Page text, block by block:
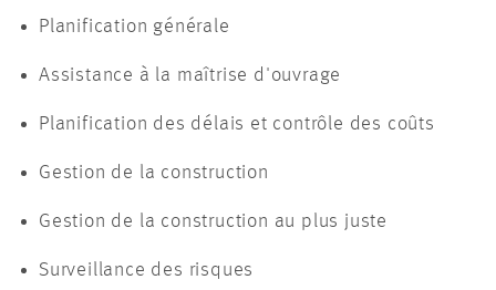
Planification générale
Assistance à la maîtrise d'ouvrage
Planification des délais et contrôle des coûts
Gestion de la construction
Gestion de la construction au plus juste
Surveillance des risques